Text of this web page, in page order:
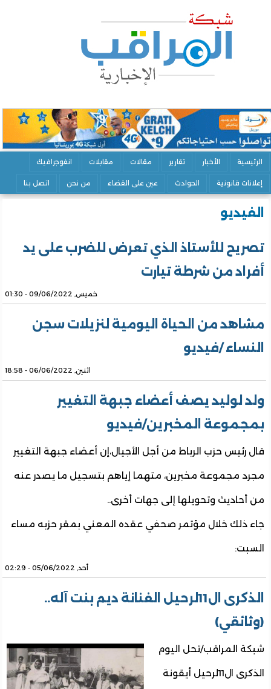
الرئيسية الأخبار تقارير مقالات مقابلات انفوجرافيك
إعلانات قانونية الحوادث عين على القضاء من نحن اتصل بنا
الفيديو
تصريح للأستاذ الذي تعرض للضرب على يد
أفراد من شرطة تيارت
خميس, 09/06/2022 - 01:30
مشاهد من الحياة اليومية لنزيلات سجن
النساء /فيديو
اثنين, 06/06/2022 - 18:58
ولد لوليد يصف أعضاء جبهة التغيير
بمجموعة المخبرين/فيديو
قال رئيس حزب الرباط من أجل الأجيال،إن أعضاء جبهة التغيير
مجرد مجموعة مخبرين، متهما إياهم بتسجيل ما يصدر عنه
من أحاديث وتحويلها إلى جهات أخرى..
جاء ذلك خلال مؤتمر صحفي عقده المعني بمقر حزبه مساء
السبت:
أحد, 05/06/2022 - 02:29
الذكرى ال11لرحيل الفنانة ديم بنت آله..
(وثائقي)
شبكة المراقب/تحل اليوم
الذكرى ال11لرحيل أيقونة